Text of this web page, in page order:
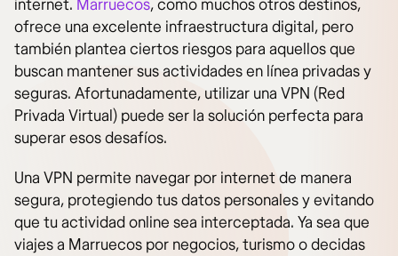
internet. Marruecos, como muchos otros destinos,
ofrece una excelente infraestructura digital, pero
también plantea ciertos riesgos para aquellos que
buscan mantener sus actividades en línea privadas y
seguras. Afortunadamente, utilizar una VPN (Red
Privada Virtual) puede ser la solución perfecta para
superar esos desafíos.
Una VPN permite navegar por internet de manera
segura, protegiendo tus datos personales y evitando
que tu actividad online sea interceptada. Ya sea que
viajes a Marruecos por negocios, turismo o decidas